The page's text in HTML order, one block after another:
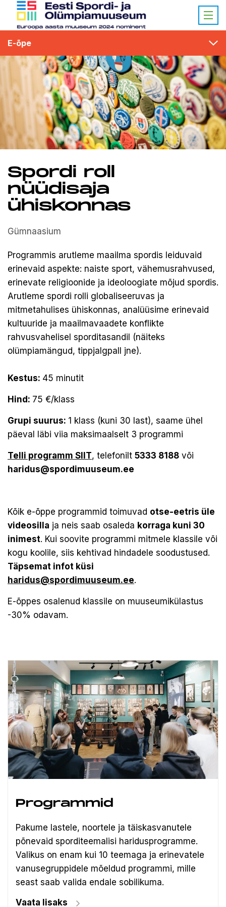
E-õpe
Spordi roll
nüüdisaja
ühiskonnas
Gümnaasium
Programmis arutleme maailma spordis leiduvaid
erinevaid aspekte: naiste sport, vähemusrahvused,
erinevate religioonide ja ideoloogiate mõjud spordis.
Arutleme spordi rolli globaliseeruvas ja
mitmetahulises ühiskonnas, analüüsime erinevaid
kultuuride ja maailmavaadete konflikte
rahvusvahelisel sporditasandil (näiteks
olümpiamängud, tippjalgpall jne).
Kestus: 45 minutit
Hind: 75 €/klass
Grupi suurus: 1 klass (kuni 30 last), saame ühel
päeval läbi viia maksimaalselt 3 programmi
Telli programm SIIT, telefonilt 5333 8188 või
haridus@spordimuuseum.ee
Kõik e-õppe programmid toimuvad otse-eetris üle
videosilla ja neis saab osaleda korraga kuni 30
inimest. Kui soovite programmi mitmele klassile või
kogu koolile, siis kehtivad hindadele soodustused.
Täpsemat infot küsi
haridus@spordimuuseum.ee.
E-õppes osalenud klassile on muuseumikülastus
-30% odavam.
Programmid
Pakume lastele, noortele ja täiskasvanutele
põnevaid sporditeemalisi haridusprogramme.
Valikus on enam kui 10 teemaga ja erinevatele
vanusegruppidele mõeldud programmi, mille
seast saab valida endale sobilikuma.
Vaata lisaks